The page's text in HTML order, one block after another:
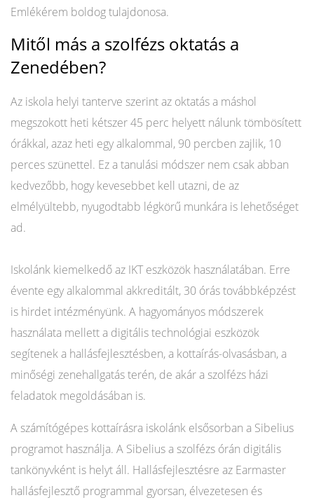
Emlékérem boldog tulajdonosa.
Mitől más a szolfézs oktatás a
Zenedében?
Az iskola helyi tanterve szerint az oktatás a máshol
megszokott heti kétszer 45 perc helyett nálunk tömbösített
órákkal, azaz heti egy alkalommal, 90 percben zajlik, 10
perces szünettel. Ez a tanulási módszer nem csak abban
kedvezőbb, hogy kevesebbet kell utazni, de az
elmélyültebb, nyugodtabb légkörű munkára is lehetőséget
ad.
Iskolánk kiemelkedő az IKT eszközök használatában. Erre
évente egy alkalommal akkreditált, 30 órás továbbképzést
is hirdet intézményünk. A hagyományos módszerek
használata mellett a digitális technológiai eszközök
segítenek a hallásfejlesztésben, a kottaírás-olvasásban, a
minőségi zenehallgatás terén, de akár a szolfézs házi
feladatok megoldásában is.
A számítógépes kottaírásra iskolánk elsősorban a Sibelius
programot használja. A Sibelius a szolfézs órán digitális
tankönyvként is helyt áll. Hallásfejlesztésre az Earmaster
hallásfejlesztő programmal gyorsan, élvezetesen és